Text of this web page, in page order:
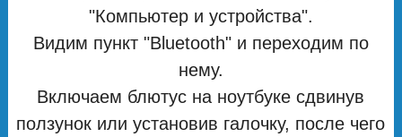
"Компьютер и устройства".
Видим пункт "Bluetooth" и переходим по
нему.
Включаем блютус на ноутбуке сдвинув
ползунок или установив галочку, после чего